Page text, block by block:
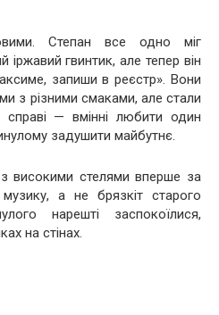
Степан все одно міг
іржавий гвинтик, але тепер він
запиши в реєстр». Вони
з різними смаками, але стали
— вмінні любити один
задушити майбутнє.
з високими стелями вперше за
а не брязкіт старого
нарешті заспокоїлися,
на стінах.